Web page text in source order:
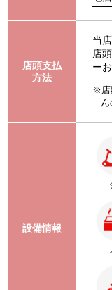
店頭支払
方法
当
店
ー
※店
ん
設備情報